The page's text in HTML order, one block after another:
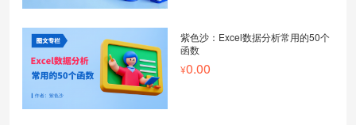
紫色沙：Excel数据分析常用的50个
函数
0.00